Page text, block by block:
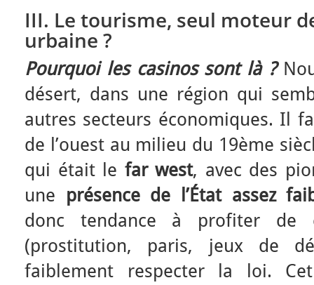
III. Le tourisme, seul moteur
urbaine ?
Pourquoi les casinos sont là ?
désert, dans une région qui
autres secteurs économiques. Il
de l’ouest au milieu du 19ème
qui était le far west, avec des
une présence de l’État assez
donc tendance à profiter
(prostitution, paris, jeux de
faiblement respecter la loi.